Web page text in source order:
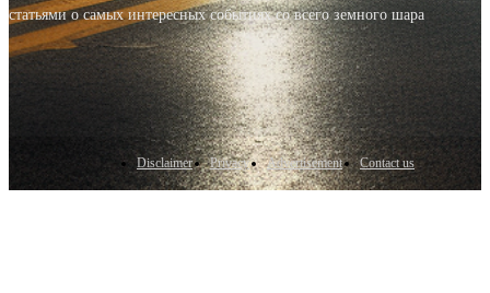
статьями о самых интересных событиях со всего земного шара
Disclaimer Privacy Advertisement Contact us